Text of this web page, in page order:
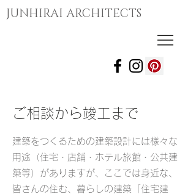
JUNHIRAI ARCHITECTS
ご相談から竣工まで
建築をつくるための建築設計には様々な
用途（住宅・店舗・ホテル旅館・公共建
築等）がありますが、ここでは身近な、
皆さんの住む、暮らしの建築「住宅建